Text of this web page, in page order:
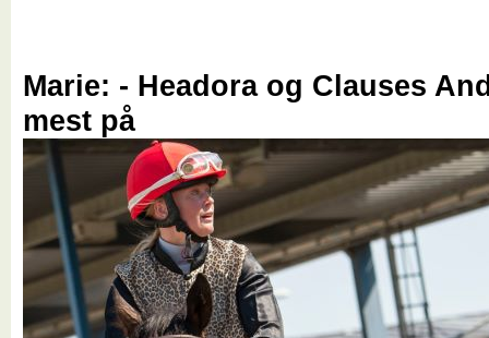
Marie: - Headora og Clauses
mest på